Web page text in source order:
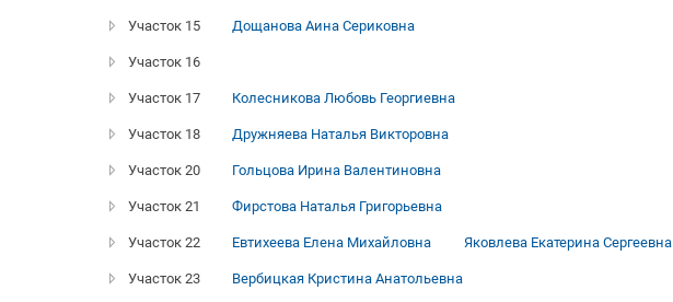
Участок 15 Дощанова Аина Сериковна
Участок 16
Участок 17 Колесникова Любовь Георгиевна
Участок 18 Дружняева Наталья Викторовна
Участок 20 Гольцова Ирина Валентиновна
Участок 21 Фирстова Наталья Григорьевна
Участок 22 Евтихеева Елена Михайловна Яковлева Екатерина Сергеевна
Участок 23 Вербицкая Кристина Анатольевна